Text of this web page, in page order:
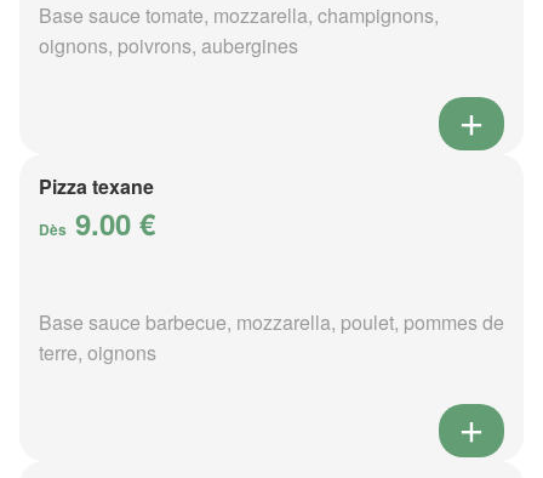
Base sauce tomate, mozzarella, champignons,
oignons, poivrons, aubergines
Pizza texane
Dès 9.00 €
Base sauce barbecue, mozzarella, poulet, pommes de
terre, oignons